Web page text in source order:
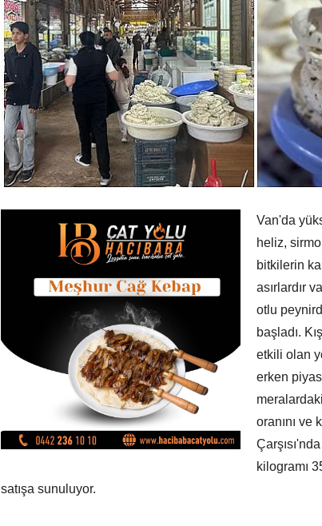
Van'da
heliz,
bitkilerin
asırlardır
otlu
başladı.
etkili olan
erken
oranını ve
kilogramı
satışa sunuluyor.